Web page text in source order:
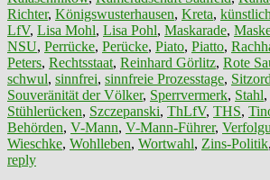
Richter, Königswusterhausen, Kreta,
LfV, Lisa Mohl, Lisa Pohl, Maskarade,
NSU, Perrücke, Perücke, Piato, Piatto,
Peters, Rechtsstaat, Reinhard Görlitz, Rote
schwul, sinnfrei, sinnfreie Prozesstage,
Souveränität der Völker, Sperrvermerk, Stahl,
Stühlerücken, Szczepanski, ThLfV, THS,
Behörden, V-Mann, V-Mann-Führer,
Wieschke, Wohlleben, Wortwahl, Zins-Politik,
reply